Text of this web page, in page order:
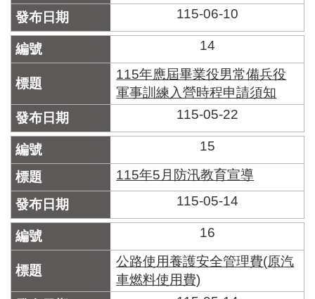
115-06-10
14
115年應屆畢業役男常備兵役
軍事訓練入營時程申請須知
115-05-22
15
115年5月防汛教育宣導
115-05-14
16
公路使用養護安全管理費(原汽
車燃料使用費)